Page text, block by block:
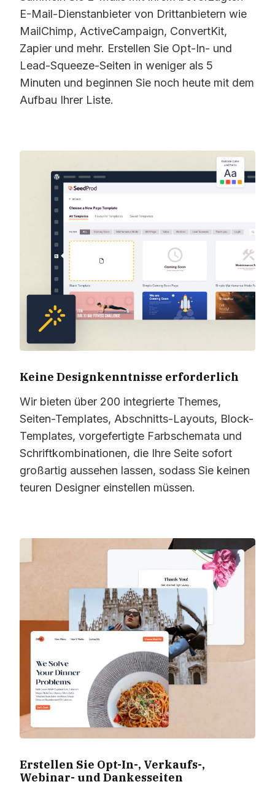
E-Mail-Dienstanbieter von Drittanbietern wie
MailChimp, ActiveCampaign, ConvertKit,
Zapier und mehr. Erstellen Sie Opt-In- und
Lead-Squeeze-Seiten in weniger als 5
Minuten und beginnen Sie noch heute mit dem
Aufbau Ihrer Liste.
Keine Designkenntnisse erforderlich
Wir bieten über 200 integrierte Themes,
Seiten-Templates, Abschnitts-Layouts, Block-
Templates, vorgefertigte Farbschemata und
Schriftkombinationen, die Ihre Seite sofort
großartig aussehen lassen, sodass Sie keinen
teuren Designer einstellen müssen.
Erstellen Sie Opt-In-, Verkaufs-,
Webinar- und Dankesseiten